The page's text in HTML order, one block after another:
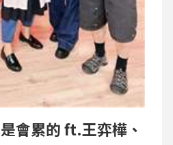
會累的 ft.王弈樺、